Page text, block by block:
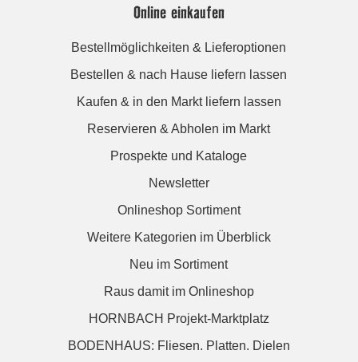
Online einkaufen
Bestellmöglichkeiten & Lieferoptionen
Bestellen & nach Hause liefern lassen
Kaufen & in den Markt liefern lassen
Reservieren & Abholen im Markt
Prospekte und Kataloge
Newsletter
Onlineshop Sortiment
Weitere Kategorien im Überblick
Neu im Sortiment
Raus damit im Onlineshop
HORNBACH Projekt-Marktplatz
BODENHAUS: Fliesen. Platten. Dielen